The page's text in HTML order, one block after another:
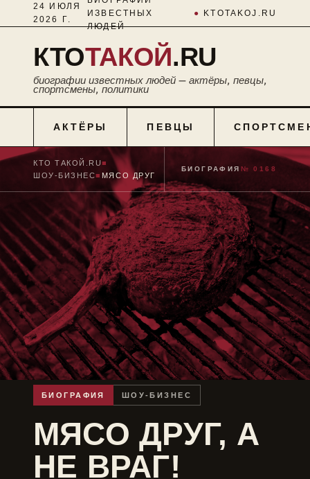
24 ИЮЛЯ
2026 Г.
ИЗВЕСТНЫХ
ЛЮДЕЙ
● KTOTAKOJ.RU
КТОТАКОЙ.RU
биографии известных людей — актёры, певцы,
спортсмены, политики
АКТЁРЫ ПЕВЦЫ
КТО ТАКОЙ.RU■
ШОУ-БИЗНЕС■ МЯСО ДРУГ
БИОГРАФИЯ № 0168
БИОГРАФИЯ ШОУ-БИЗНЕС
МЯСО ДРУГ, А
НЕ ВРАГ!